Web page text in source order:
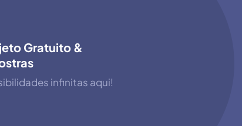
Gratuito &
infinitas aqui!